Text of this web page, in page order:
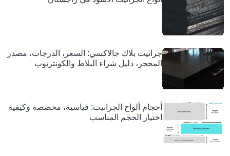
جرانيت بلاك جالاكسي: السعر، الدرجات، مصدر
المحجر، دليل شراء البلاط والكونترتوب
أحجام ألواح الجرانيت: قياسية، مخصصة وكيفية
اختيار الحجم المناسب